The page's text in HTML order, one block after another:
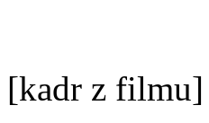
[kadr z filmu]